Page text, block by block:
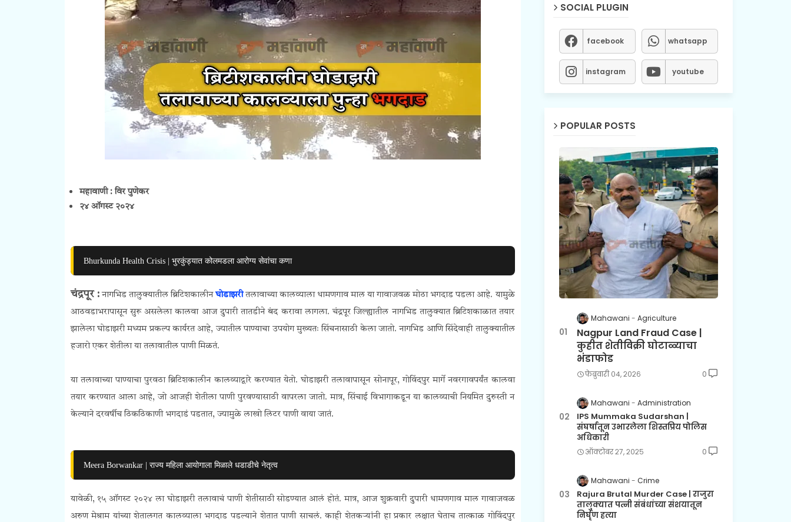
महावाणी : विर पुणेकर
२४ ऑगस्ट २०२४
Bhurkunda Health Crisis | भुरकुंड्यात कोलमडला आरोग्य सेवांचा कणा
चंद्रपूर :नागभिड तालुक्यातील ब्रिटिशकालीनघोडाझरी तलावाच्या कालव्याला धामणगाव माल या गावाजवळ मोठा भगदाड पडला आहे. यामुळे
आठवडाभरापासून सुरू असलेला कालवा आज दुपारी तातडीने बंद करावा लागला. चंद्रपूर जिल्ह्यातील नागभिड तालुक्यात ब्रिटिशकाळात तयार
झालेला घोडाझरी मध्यम प्रकल्प कार्यरत आहे, ज्यातील पाण्याचा उपयोग मुख्यतः सिंचनासाठी केला जातो. नागभिड आणि सिंदेवाही तालुक्यातील
हजारो एकर शेतीला या तलावातील पाणी मिळतं.
या तलावाच्या पाण्याचा पुरवठा ब्रिटिशकालीन कालव्याद्वारे करण्यात येतो. घोडाझरी तलावापासून सोनापूर, गोविंदपुर मार्गे नवरगावपर्यंत कालवा
तयार करण्यात आला आहे, जो आजही शेतीला पाणी पुरवण्यासाठी वापरला जातो. मात्र, सिंचाई विभागाकडून या कालव्याची नियमित दुरुस्ती न
केल्याने दरवर्षीच ठिकठिकाणी भगदाडं पडतात, ज्यामुळे लाखो लिटर पाणी वाया जातं.
Meera Borwankar | राज्य महिला आयोगाला मिळाले धडाडीचे नेतृत्व
यावेळी, १५ ऑगस्ट २०२४ ला घोडाझरी तलावाचं पाणी शेतीसाठी सोडण्यात आलं होतं. मात्र, आज शुक्रवारी दुपारी धामणगाव माल गावाजवळ
अरुण मेश्राम यांच्या शेतालगत कालव्याला भगदाड पडल्याने शेतात पाणी साचलं. काही शेतकऱ्यांनी हा प्रकार लक्षात घेताच तात्काळ गोविंदपुर
SOCIAL PLUGIN
facebook whatsapp
instagram youtube
POPULAR POSTS
Mahawani Agriculture
Nagpur Land Fraud Case |
कुहीत शेतीविक्री घोटाळ्याचा
भंडाफोड
फेब्रुवारी ०४, २०२६ 0
Mahawani Administration
IPS Mummaka Sudarshan |
संघर्षातून उभारलेला शिस्तप्रिय पोलिस
अधिकारी
ऑक्टोबर २७, २०२५ 0
Mahawani Crime
Rajura Brutal Murder Case | राजुरा
तालुक्यात पत्नी संबंधांच्या संशयातून
निर्घृण हत्या